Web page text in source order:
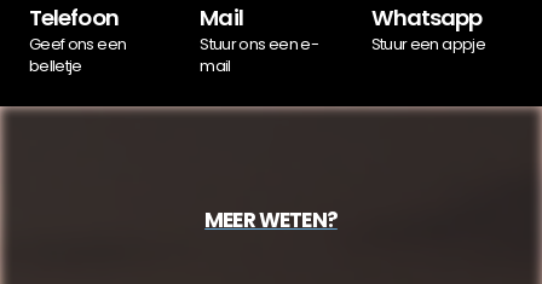
Telefoon
Geef ons een
belletje
Mail
Stuur ons een e-
mail
Whatsapp
Stuur een appje
MEER WETEN?